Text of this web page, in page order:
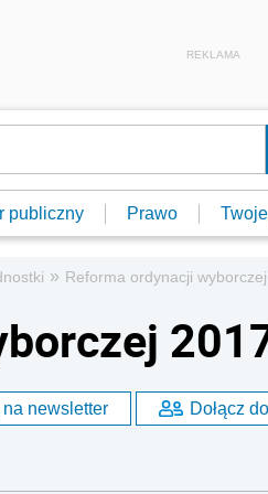
REKLAMA
publiczny Prawo
» Reforma ordynacji wyborczej
newsletter Dołącz